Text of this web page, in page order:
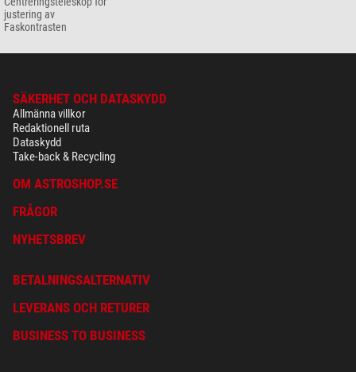
justering av
Faskontrasten
SÄKERHET OCH DATASKYDD
Allmänna villkor
Redaktionell ruta
Dataskydd
Take-back & Recycling
OM ASTROSHOP.SE
FRÅGOR
NYHETSBREV
BETALNINGSALTERNATIV
LEVERANS OCH RETURER
BUSINESS TO BUSINESS